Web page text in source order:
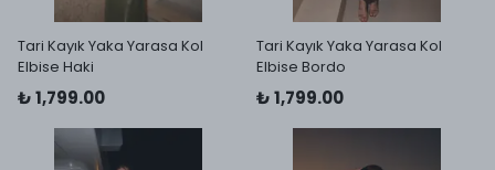
Tari Kayık Yaka Yarasa Kol
Elbise Haki
₺ 1,799.00
Tari Kayık Yaka Yarasa Kol
Elbise Bordo
₺ 1,799.00